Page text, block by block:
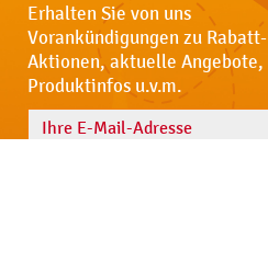
Erhalten Sie von uns
Vorankündigungen zu Rabatt-
Aktionen, aktuelle Angebote,
Produktinfos u.v.m.
Name